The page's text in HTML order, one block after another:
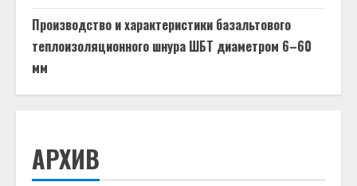
Производство и характеристики базальтового
теплоизоляционного шнура ШБТ диаметром 6–60
мм
АРХИВ